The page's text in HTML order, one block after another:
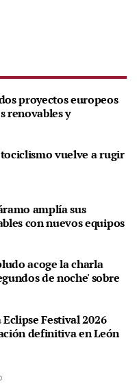
proyectos europeos
renovables y
vuelve a rugir
amplía sus
con nuevos equipos
acoge la charla
de noche' sobre
Festival 2026
definitiva en León